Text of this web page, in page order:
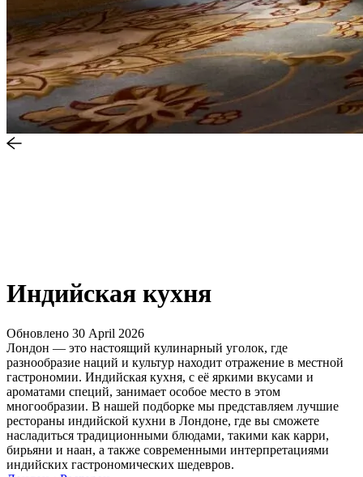
Индийская кухня
Обновлено 30 April 2026
Лондон — это настоящий кулинарный уголок, где
разнообразие наций и культур находит отражение в местной
гастрономии. Индийская кухня, с её яркими вкусами и
ароматами специй, занимает особое место в этом
многообразии. В нашей подборке мы представляем лучшие
рестораны индийской кухни в Лондоне, где вы сможете
насладиться традиционными блюдами, такими как карри,
бирьяни и наан, а также современными интерпретациями
индийских гастрономических шедевров.